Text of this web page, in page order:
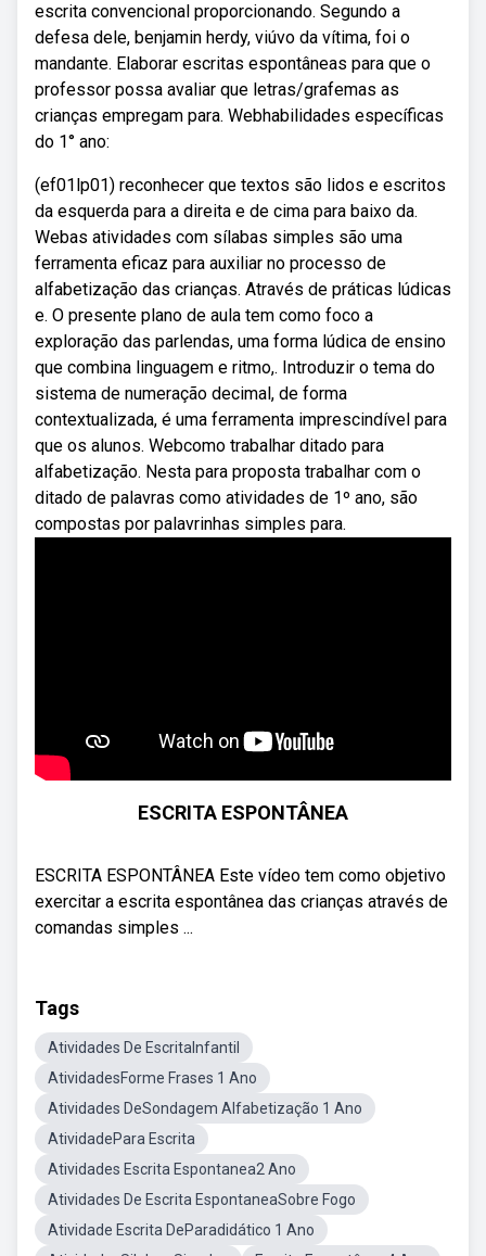
escrita convencional proporcionando. Segundo a
defesa dele, benjamin herdy, viúvo da vítima, foi o
mandante. Elaborar escritas espontâneas para que o
professor possa avaliar que letras/grafemas as
crianças empregam para. Webhabilidades específicas
do 1° ano:
(ef01lp01) reconhecer que textos são lidos e escritos
da esquerda para a direita e de cima para baixo da.
Webas atividades com sílabas simples são uma
ferramenta eficaz para auxiliar no processo de
alfabetização das crianças. Através de práticas lúdicas
e. O presente plano de aula tem como foco a
exploração das parlendas, uma forma lúdica de ensino
que combina linguagem e ritmo,. Introduzir o tema do
sistema de numeração decimal, de forma
contextualizada, é uma ferramenta imprescindível para
que os alunos. Webcomo trabalhar ditado para
alfabetização. Nesta para proposta trabalhar com o
ditado de palavras como atividades de 1º ano, são
compostas por palavrinhas simples para.
ESCRITA ESPONTÂNEA
ESCRITA ESPONTÂNEA Este vídeo tem como objetivo
exercitar a escrita espontânea das crianças através de
comandas simples ...
Tags
Atividades De EscritaInfantil
AtividadesForme Frases 1 Ano
Atividades DeSondagem Alfabetização 1 Ano
AtividadePara Escrita
Atividades Escrita Espontanea2 Ano
Atividades De Escrita EspontaneaSobre Fogo
Atividade Escrita DeParadidático 1 Ano